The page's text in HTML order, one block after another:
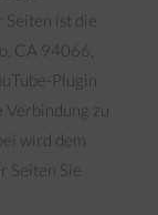
Seiten ist die
CA 94066,
Plugin
Verbindung zu
wird dem
Seiten Sie